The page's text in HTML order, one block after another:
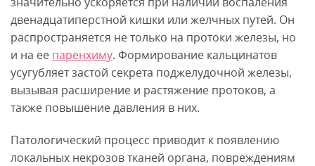
двенадцатиперстной кишки или желчных путей. Он
распространяется не только на протоки железы, но
и на ее паренхиму. Формирование кальцинатов
усугубляет застой секрета поджелудочной железы,
вызывая расширение и растяжение протоков, а
также повышение давления в них.
Патологический процесс приводит к появлению
локальных некрозов тканей органа, повреждениям